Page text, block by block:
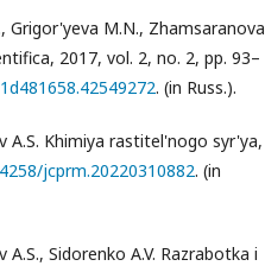
Grigor'yeva M.N., Zhamsaranova
2017, vol. 2, no. 2, pp. 93–
. (in Russ.).
A.S. Khimiya rastitel'nogo syr'ya,
jcprm.20220310882. (in
Sidorenko A.V. Razrabotka i